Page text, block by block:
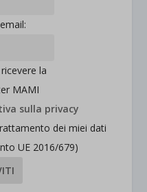
la
MAMI
sulla privacy
dei miei dati
UE 2016/679)